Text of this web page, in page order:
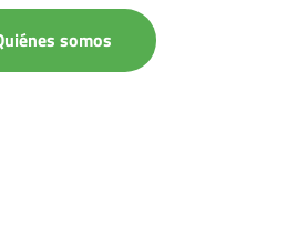
somos